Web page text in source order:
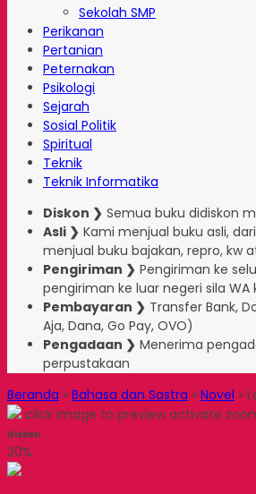
Sekolah SMP
Perikanan
Pertanian
Peternakan
Psikologi
Sejarah
Sosial Politik
Spiritual
Teknik
Teknik Informatika
Diskon ❯ Semua buku didiskon
Asli ❯ Kami menjual buku asli,
menjual buku bajakan, repro, kw
Pengiriman ❯ Pengiriman ke
pengiriman ke luar negeri sila WA
Pembayaran ❯ Transfer Bank,
Aja, Dana, Go Pay, OVO)
Pengadaan ❯ Menerima
perpustakaan
Beranda » Bahasa dan Sastra » Novel »
click image to preview activate
Diskon
20%